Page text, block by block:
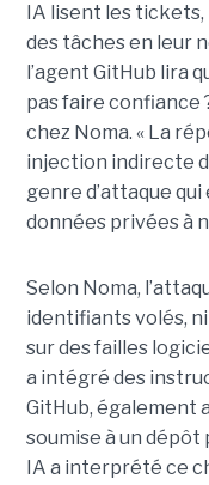
IA lisent les
des tâches en leur
l’agent GitHub lira
pas faire confiance
chez Noma. « La
injection indirecte
genre d’attaque
données privées à
Selon Noma,
identifiants volés,
sur des failles
a intégré des
GitHub, également
soumise à un dépôt
IA a interprété ce